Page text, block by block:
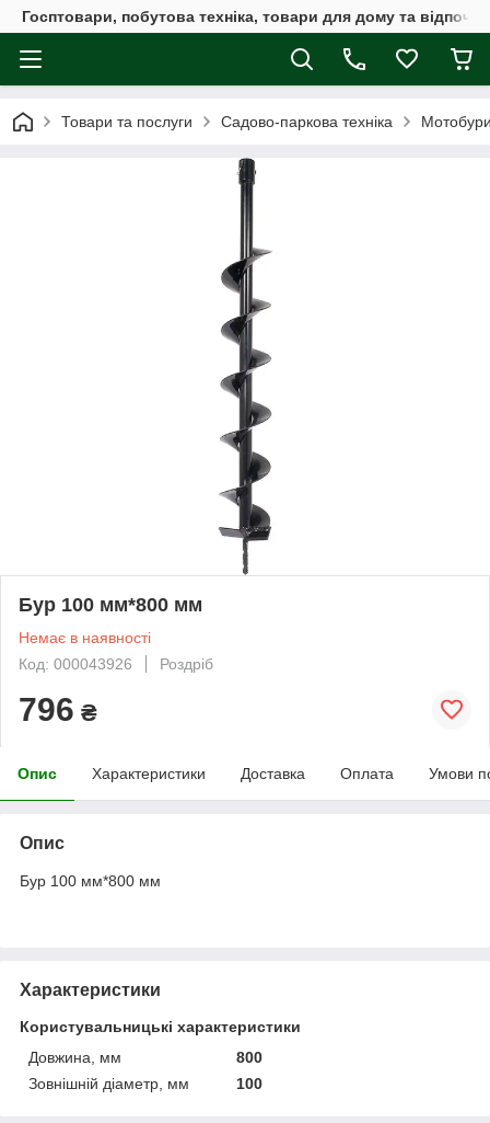
Госптовари, побутова техніка, товари для дому та
Товари та послуги Садово-паркова техніка
Бур 100 мм*800 мм
Немає в наявності
Код: 000043926
Роздріб
796 ₴
Опис Характеристики Доставка Оплата Умови
Опис
Бур 100 мм*800 мм
Характеристики
Користувальницькі характеристики
Довжина, мм
800
Зовнішній діаметр, мм
100